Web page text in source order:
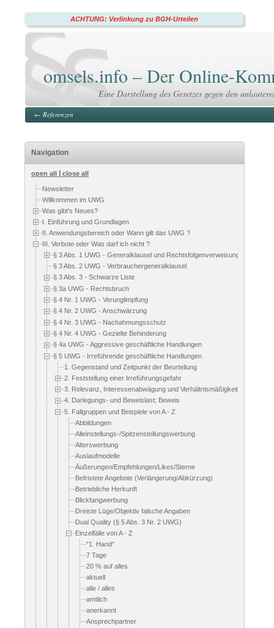
ACHTUNG: Verlinkung zu BGH-Urteilen
omsels.info – Der Online-
Eine Darstellung des Gesetzes gegen den
← Referenzen
Navigation
open all close all
Newsletter
Willkommen im UWG
Was gibt's Neues?
I. Einführung und Grundlagen
II. Anwendungsbereich oder Wann gilt das UWG ?
III. Verbote oder Was darf ich nicht ?
§ 3 Abs. 1 UWG - Generalklausel und Rechtsfolgenverweisung
§ 3 Abs. 2 UWG - Verbrauchergeneralklausel
§ 3 Abs. 3 - Schwarze Liste
§ 3a UWG - Rechtsbruch
§ 4 Nr. 1 UWG - Verunglimpfung
§ 4 Nr. 2 UWG - Anschwärzung
§ 4 Nr. 3 UWG - Nachahmungsschutz
§ 4 Nr. 4 UWG - Gezielte Behinderung
§ 4a UWG - Aggressive geschäftliche Handlungen
§ 5 UWG - Irreführende geschäftliche Handlungen
1. Gegenstand und Zeitpunkt der Beurteilung
2. Feststellung einer Irreführungsgefahr
3. Relevanz, Interessenabwägung und Verhältnismäßigkeit
4. Darlegungs- und Beweislast; Beweis
5. Fallgruppen und Beispiele von A - Z
Abbildungen
Alleinstellungs-/Spitzenstellungswerbung
Alterswerbung
Auslaufmodelle
Äußerungen/Empfehlungen/Likes/Sterne
Befristete Angebote (Verlängerung/Abkürzung)
Betriebliche Herkunft
Blickfangwerbung
Dreiste Lüge/Objektiv falsche Angaben
Dual Quality (§ 5 Abs. 3 Nr. 2 UWG)
Einzelfälle von A - Z
"1. Hand"
7 Tage
20 % auf alles
aktuell
alle / alles
amtlich
anerkannt
Ansprechpartner